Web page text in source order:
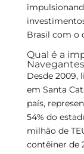
Brasil com o
Qual é a
Desde 2009,
em Santa
país,
54% do
milhão de
contêiner de